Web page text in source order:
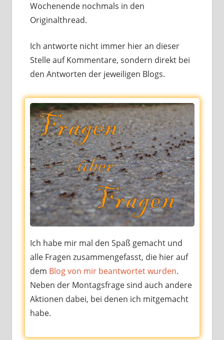
Wochenende noch­mals in den
Originalthread.
Ich ant­wor­te nicht immer hier an die­ser
Stelle auf Kommentare, son­dern direkt bei
den Antworten der jewei­li­gen Blogs.
Ich habe mir mal den Spaß gemacht und
alle Fragen zusam­men­ge­fasst, die hier auf
dem Blog von mir beant­wor­tet wur­den.
Neben der Montagsfrage sind auch ande­re
Aktionen dabei, bei denen ich mit­ge­macht
habe.